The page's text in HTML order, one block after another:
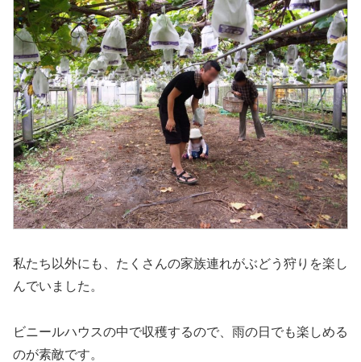
私たち以外にも、たくさんの家族連れがぶどう狩りを楽し
んでいました。
ビニールハウスの中で収穫するので、雨の日でも楽しめる
のが素敵です。